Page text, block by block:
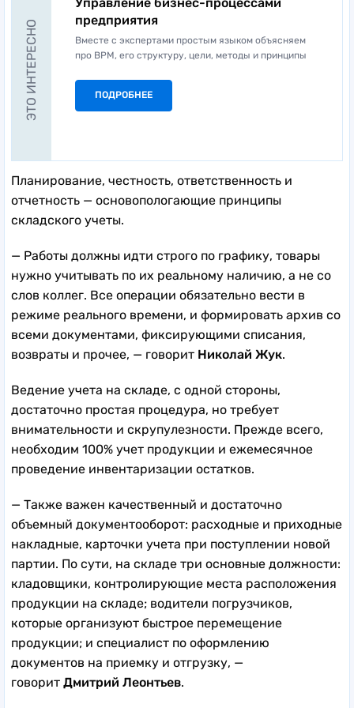
ЭТО ИНТЕРЕСНО
предприятия
Вместе с экспертами простым языком объясняем
про BPM, его структуру, цели, методы и принципы
ПОДРОБНЕЕ
Планирование, честность, ответственность и
отчетность — основопологающие принципы
складского учеты.
— Работы должны идти строго по графику, товары
нужно учитывать по их реальному наличию, а не со
слов коллег. Все операции обязательно вести в
режиме реального времени, и формировать архив со
всеми документами, фиксирующими списания,
возвраты и прочее, — говорит Николай Жук.
Ведение учета на складе, с одной стороны,
достаточно простая процедура, но требует
внимательности и скрупулезности. Прежде всего,
необходим 100% учет продукции и ежемесячное
проведение инвентаризации остатков.
— Также важен качественный и достаточно
объемный документооборот: расходные и приходные
накладные, карточки учета при поступлении новой
партии. По сути, на складе три основные должности:
кладовщики, контролирующие места расположения
продукции на складе; водители погрузчиков,
которые организуют быстрое перемещение
продукции; и специалист по оформлению
документов на приемку и отгрузку, —
говорит Дмитрий Леонтьев.